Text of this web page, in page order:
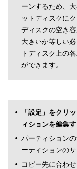
ーンするため、
ットディスクに
ディスクの空き
大きいか等しい
トディスク上の
ができます。
「設定」をクリ
ィションを編集
パーティション
ーティションのサ
コピー先に合わ